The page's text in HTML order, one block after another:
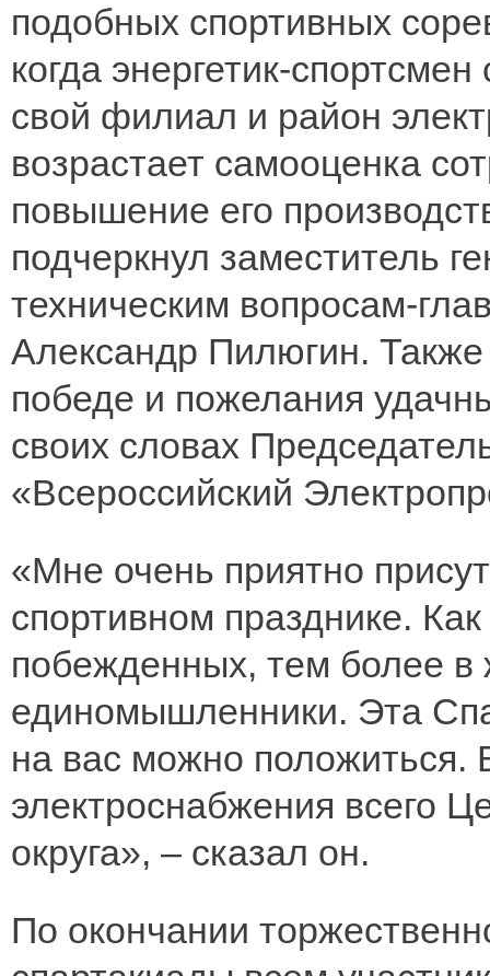
подобных спортивных
когда энергетик-
свой филиал и район
возрастает самооценка
повышение его
подчеркнул заместитель
техническим вопросам-
Александр Пилюгин. Также
победе и пожелания
своих словах
«Всероссийский
«Мне очень приятно
спортивном празднике.
побежденных, тем более в
единомышленники. Эта
на вас можно положиться.
электроснабжения всего
округа», – сказал он.
По окончании